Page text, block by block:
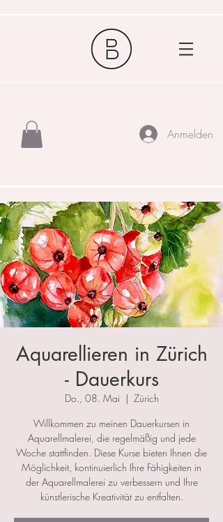
Anmelden
Aquarellieren in Zürich
- Dauerkurs
Do., 08. Mai
  |
Zürich
Willkommen zu meinen Dauerkursen in
Aquarellmalerei, die regelmäßig und jede
Woche stattfinden. Diese Kurse bieten Ihnen die
Möglichkeit, kontinuierlich Ihre Fähigkeiten in
der Aquarellmalerei zu verbessern und Ihre
künstlerische Kreativität zu entfalten.